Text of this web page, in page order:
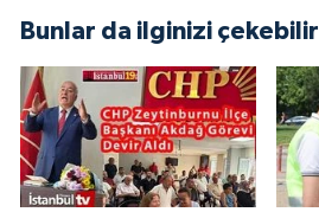
Bunlar da ilginizi çekebilir